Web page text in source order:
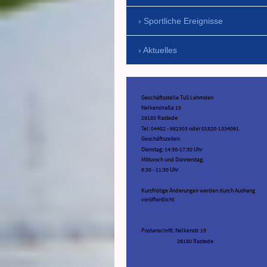
Sportliche Ereignisse
Aktuelles
Geschäftsstelle TuS Lehmden
Nelkenstraße 15
26180 Rastede
Tel: 04402 - 982303 oder 01520-1334091
Geschäftszeiten:
Dienstag: 14:30-17:30 Uhr
Mittwoch und Donnerstag:
8:30 - 11:30 Uhr
Kurzfristige Änderungen werden durch Aushang
veröffentlicht
Postanschrift: Nelkenstr. 15
26180 Rastede